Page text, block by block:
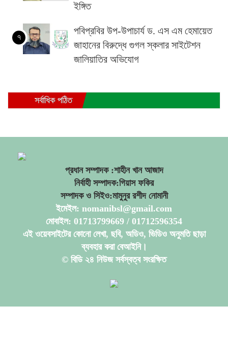
ইঙ্গিত
৭
পবিপ্রবির উপ-উপাচার্য ড. এস এম হেমায়েত
জাহানের বিরুদ্ধে গুগল স্কলার সাইটেশন
জালিয়াতির অভিযোগ
সর্বাধিক পঠিত
প্রধান সম্পাদক :শাহীন খান আজাদ
নির্বাহী সম্পাদক:গিয়াস ফকির
সম্পাদক ও সিইও:মামুনুর রশীদ নোমানী
ইমেইল: nomanibsl@gmail.com
মোবাইল: 01713799669 / 01712596354
এই ওয়েবসাইটের কোনো লেখা, ছবি, অডিও, ভিডিও অনুমতি ছাড়া
ব্যবহার করা বেআইনি।
© বিডি ২৪ নিউজ সর্বস্বত্ব সংরক্ষিত